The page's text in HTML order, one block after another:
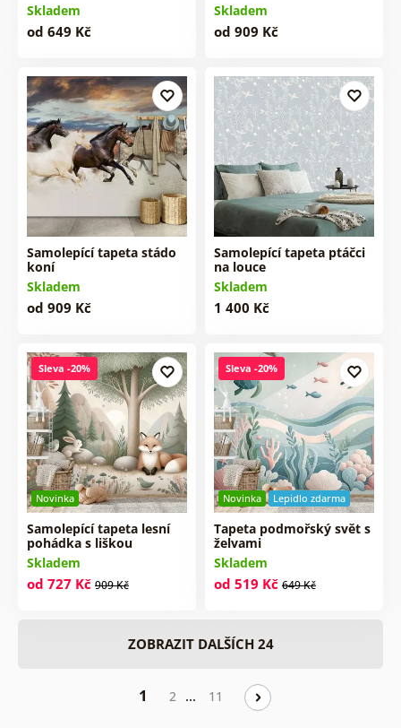
Skladem
od 649 Kč
Skladem
od 909 Kč
Samolepící tapeta stádo
koní
Skladem
od 909 Kč
Samolepící tapeta ptáčci
na louce
Skladem
1 400 Kč
Novinka
Sleva -20%
Samolepící tapeta lesní
pohádka s liškou
Skladem
od 727 Kč 909 Kč
Novinka Lepidlo zdarma
Sleva -20%
Tapeta podmořský svět s
želvami
Skladem
od 519 Kč 649 Kč
ZOBRAZIT DALŠÍCH 24
1 2 … 11